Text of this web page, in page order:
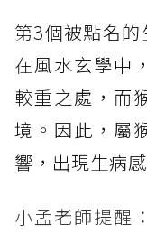
第3個被點名
在風水玄學中
較重之處，而
境。因此，屬
響，出現生病
小孟老師提醒